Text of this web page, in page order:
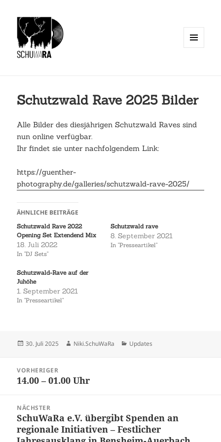
Schutzwald Rave 2025 Bilder
Alle Bilder des diesjährigen Schutzwald Raves sind
nun online verfügbar.
Ihr findet sie unter nachfolgendem Link:
https://guenther-
photography.de/galleries/schutzwald-rave-2025/:
ÄHNLICHE BEITRÄGE
Schutzwald Rave 2022
Opening Set Extendend Mix
18. Juli 2022
In "DJ Sets"
Schutzwald rave
8. September 2021
In "Presseartikel"
Schutzwald-Rave auf der
Juhöhe
1. September 2021
In "Presseartikel"
Veröffentlicht
30. Juli 2025 Autor
Niki.SchuWaRa Kategorien
Updates
VORHERIGER
Vorheriger
14.00 – 01.00 Uhr
NÄCHSTER
Nächster
Beitrag:
SchuWaRa e.V. übergibt Spenden an
regionale Initiativen – Festlicher